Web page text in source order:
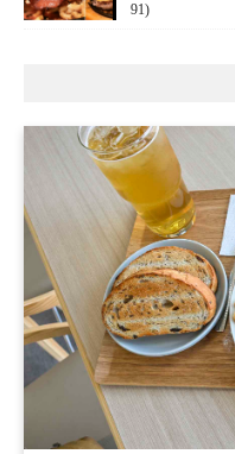
91)